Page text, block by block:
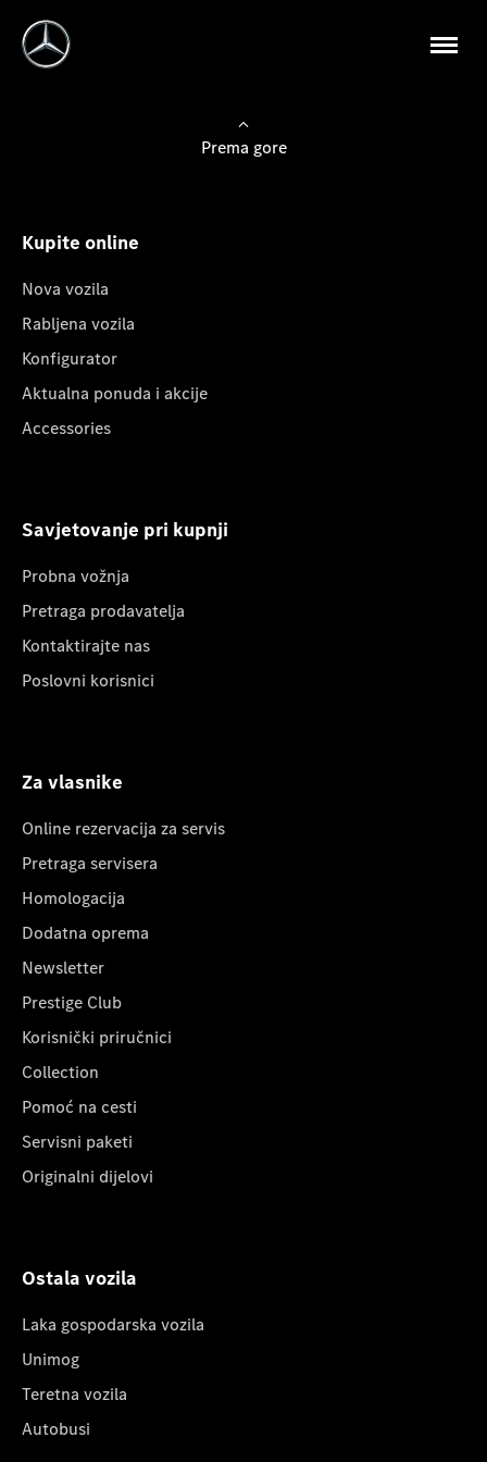
Prema gore
Kupite online
Nova vozila
Rabljena vozila
Konfigurator
Aktualna ponuda i akcije
Accessories
Savjetovanje pri kupnji
Probna vožnja
Pretraga prodavatelja
Kontaktirajte nas
Poslovni korisnici
Za vlasnike
Online rezervacija za servis
Pretraga servisera
Homologacija
Dodatna oprema
Newsletter
Prestige Club
Korisnički priručnici
Collection
Pomoć na cesti
Servisni paketi
Originalni dijelovi
Ostala vozila
Laka gospodarska vozila
Unimog
Teretna vozila
Autobusi